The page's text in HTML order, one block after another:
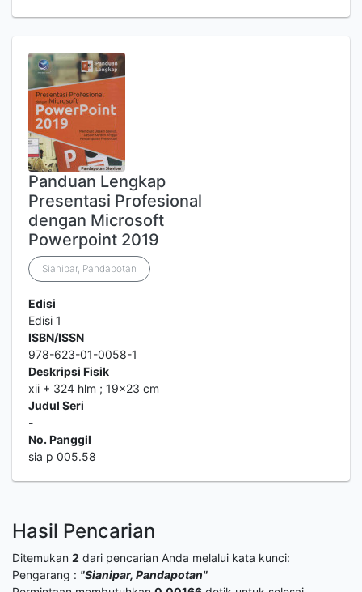
Panduan Lengkap
Presentasi Profesional
dengan Microsoft
Powerpoint 2019
Sianipar, Pandapotan
Edisi
Edisi 1
ISBN/ISSN
978-623-01-0058-1
Deskripsi Fisik
xii + 324 hlm ; 19x23 cm
Judul Seri
-
No. Panggil
sia p 005.58
Hasil Pencarian
Ditemukan 2 dari pencarian Anda melalui kata kunci:
Pengarang : "Sianipar, Pandapotan"